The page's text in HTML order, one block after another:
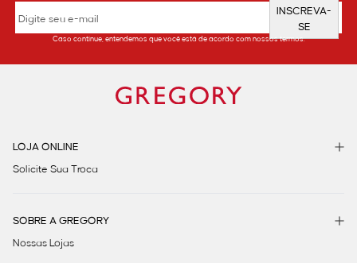
INSCREVA-
SE
Caso continue, entendemos que você está de acordo com nossos termos.
LOJA ONLINE
Solicite Sua Troca
SOBRE A GREGORY
Nossas Lojas